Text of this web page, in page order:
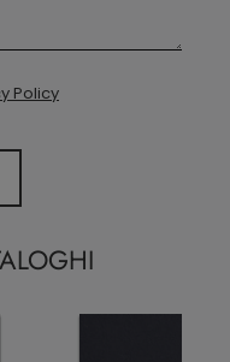
Policy